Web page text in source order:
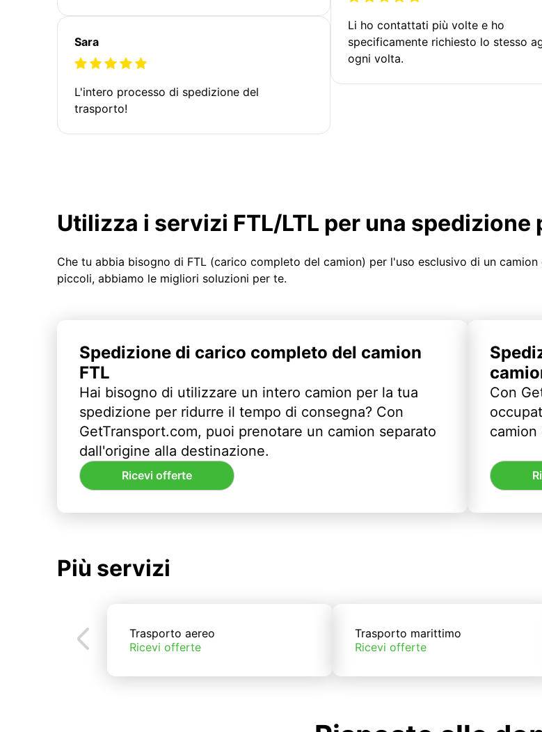
Sara
L'intero processo di spedizione del
trasporto!
Li ho contattati più volte e ho
specificamente richiesto lo stesso
ogni volta.
Utilizza i servizi FTL/LTL per una spedizione
Che tu abbia bisogno di FTL (carico completo del camion) per l'uso esclusivo di un
piccoli, abbiamo le migliori soluzioni per te.
Spedizione di carico completo del camion
FTL
Hai bisogno di utilizzare un intero camion per la tua
spedizione per ridurre il tempo di consegna? Con
GetTransport.com, puoi prenotare un camion separato
dall'origine alla destinazione.
Ricevi offerte
Con
Più servizi
Trasporto aereo
Ricevi offerte
Trasporto marittimo
Ricevi offerte